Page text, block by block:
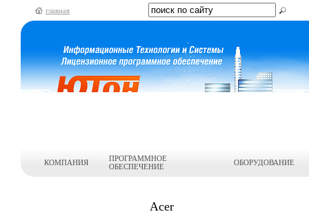
главная
КОМПАНИЯ
ПРОГРАММНОЕ
ОБЕСПЕЧЕНИЕ
ОБОРУДОВАНИЕ
Acer